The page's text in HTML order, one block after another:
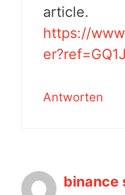
article.
https://
Antworten
binance